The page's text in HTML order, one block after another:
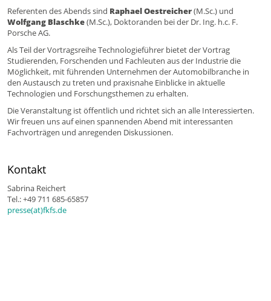
Referenten des Abends sind Raphael Oestreicher(M.Sc.) und
Wolfgang Blaschke(M.Sc.), Doktoranden bei der Dr. Ing. h.c. F.
Porsche AG.
Als Teil der Vortragsreihe Technologieführer bietet der Vortrag
Studierenden, Forschenden und Fachleuten aus der Industrie die
Möglichkeit, mit führenden Unternehmen der Automobilbranche in
den Austausch zu treten und praxisnahe Einblicke in aktuelle
Technologien und Forschungsthemen zu erhalten.
Die Veranstaltung ist öffentlich und richtet sich an alle Interessierten.
Wir freuen uns auf einen spannenden Abend mit interessanten
Fachvorträgen und anregenden Diskussionen.
Kontakt
Sabrina Reichert
Tel.: +49 711 685-65857
presse(at)fkfs.de